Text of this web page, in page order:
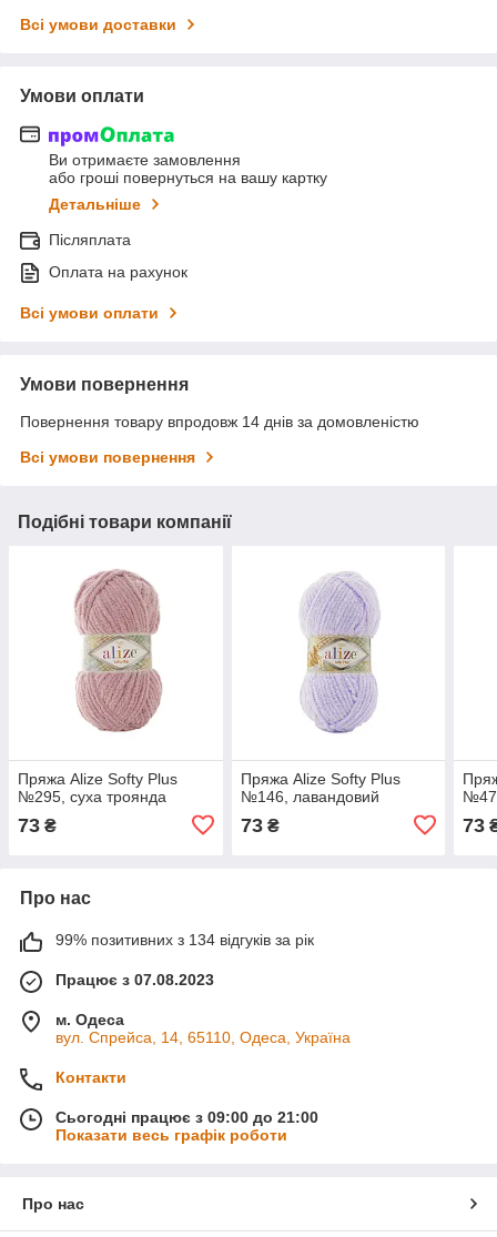
Всі умови доставки
Умови оплати
Ви отримаєте замовлення
або гроші повернуться на вашу картку
Детальніше
Післяплата
Оплата на рахунок
Всі умови оплати
Умови повернення
Повернення товару впродовж 14 днів за домовленістю
Всі умови повернення
Подібні товари компанії
Пряжа Alize Softy Plus
№295, суха троянда
73 ₴
Пряжа Alize Softy Plus
№146, лавандовий
73₴ 73
Про нас
99% позитивних з 134 відгуків за рік
Працює з 07.08.2023
м. Одеса
вул. Спрейса, 14, 65110, Одеса, Україна
Контакти
Сьогодні працює з 09:00 до 21:00
Показати весь графік роботи
Про нас